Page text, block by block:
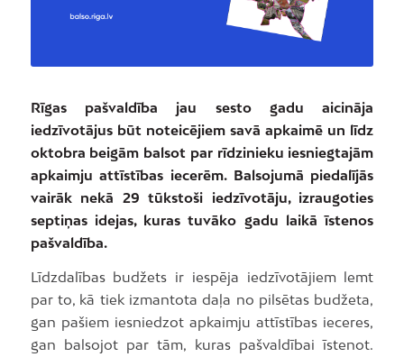
Rīgas pašvaldība jau sesto gadu aicināja
iedzīvotājus būt noteicējiem savā apkaimē un līdz
oktobra beigām balsot par rīdzinieku iesniegtajām
apkaimju attīstības iecerēm. Balsojumā piedalījās
vairāk nekā 29 tūkstoši iedzīvotāju, izraugoties
septiņas idejas, kuras tuvāko gadu laikā īstenos
pašvaldība.
Līdzdalības budžets ir iespēja iedzīvotājiem lemt
par to, kā tiek izmantota daļa no pilsētas budžeta,
gan pašiem iesniedzot apkaimju attīstības ieceres,
gan balsojot par tām, kuras pašvaldībai īstenot.